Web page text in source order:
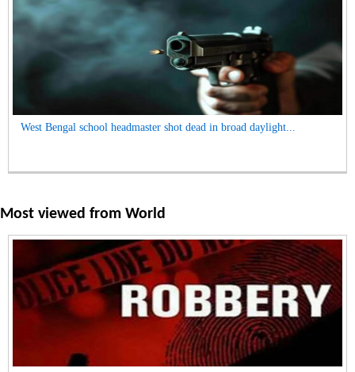
West Bengal school headmaster shot dead in broad daylight...
Most viewed from World